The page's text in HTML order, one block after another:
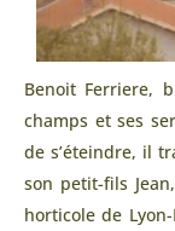
Benoit Ferriere,
champs et ses
de s’éteindre, il
son petit-fils
horticole de